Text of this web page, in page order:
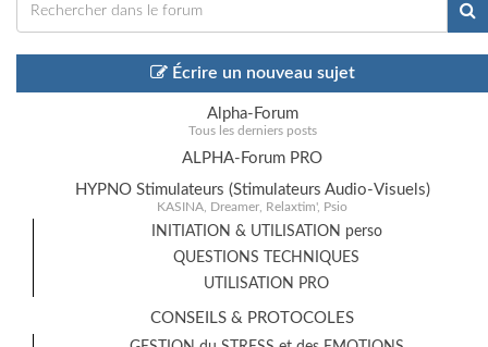
Écrire un nouveau sujet
Alpha-Forum
Tous les derniers posts
ALPHA-Forum PRO
HYPNO Stimulateurs (Stimulateurs Audio-Visuels)
KASINA, Dreamer, Relaxtim', Psio
INITIATION & UTILISATION perso
QUESTIONS TECHNIQUES
UTILISATION PRO
CONSEILS & PROTOCOLES